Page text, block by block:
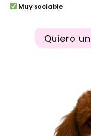
Muy sociable
Quiero